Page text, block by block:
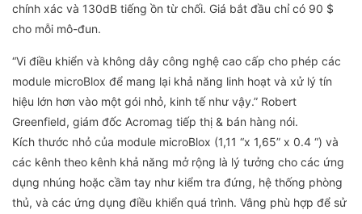
chính xác và 130dB tiếng ồn từ chối. Giá bắt đầu chỉ có 90 $
cho mỗi mô-đun.
“Vi điều khiển và không dây công nghệ cao cấp cho phép các
module microBlox để mang lại khả năng linh hoạt và xử lý tín
hiệu lớn hơn vào một gói nhỏ, kinh tế như vậy.” Robert
Greenfield, giám đốc Acromag tiếp thị & bán hàng nói.
Kích thước nhỏ của module microBlox (1,11 “x 1,65” x 0.4 “) và
các kênh theo kênh khả năng mở rộng là lý tưởng cho các ứng
dụng nhúng hoặc cầm tay như kiểm tra đứng, hệ thống phòng
thủ, và các ứng dụng điều khiển quá trình. Vâng phù hợp để sử